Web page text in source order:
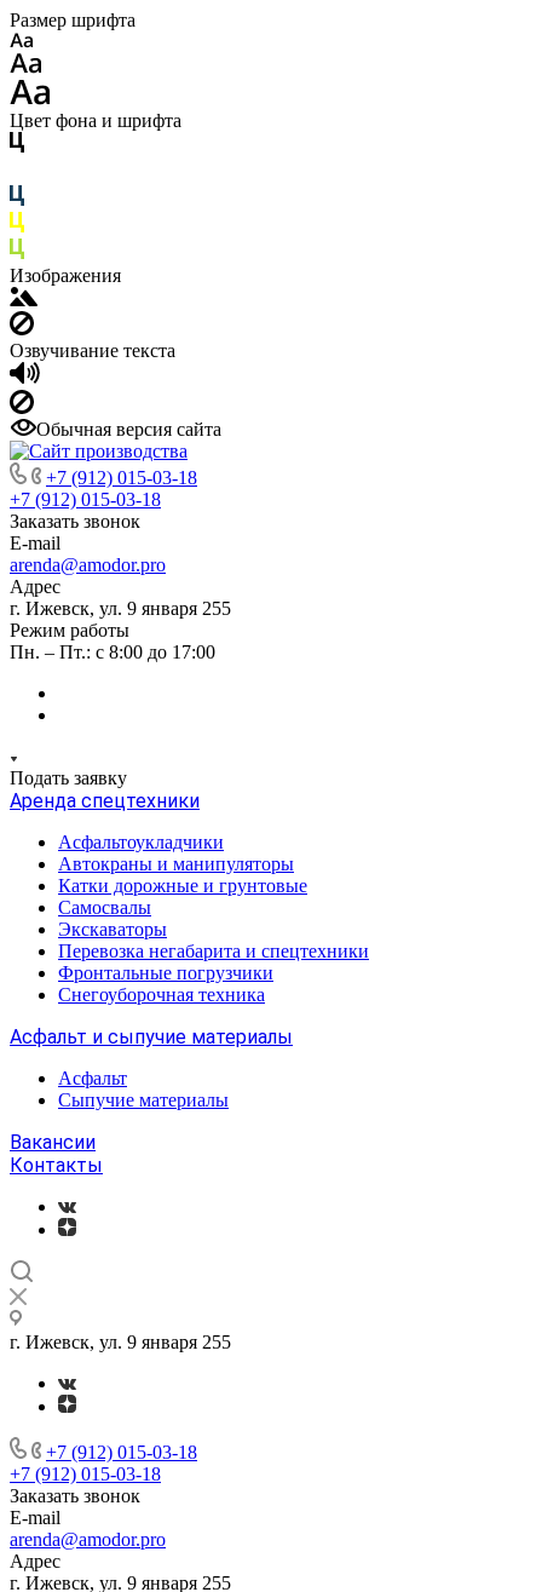
Размер шрифта
Цвет фона и шрифта
Изображения
Озвучивание текста
Обычная версия сайта
+7 (912) 015-03-18
+7 (912) 015-03-18
Заказать звонок
E-mail
arenda@amodor.pro
Адрес
г. Ижевск, ул. 9 января 255
Режим работы
Пн. – Пт.: с 8:00 до 17:00
Подать заявку
Аренда спецтехники
Асфальтоукладчики
Автокраны и манипуляторы
Катки дорожные и грунтовые
Самосвалы
Экскаваторы
Перевозка негабарита и спецтехники
Фронтальные погрузчики
Снегоуборочная техника
Асфальт и сыпучие материалы
Асфальт
Сыпучие материалы
Вакансии
Контакты
г. Ижевск, ул. 9 января 255
+7 (912) 015-03-18
+7 (912) 015-03-18
Заказать звонок
E-mail
arenda@amodor.pro
Адрес
г. Ижевск, ул. 9 января 255